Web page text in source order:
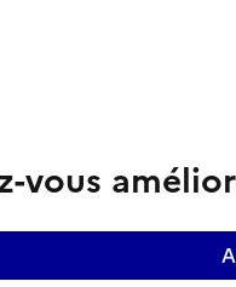
vous